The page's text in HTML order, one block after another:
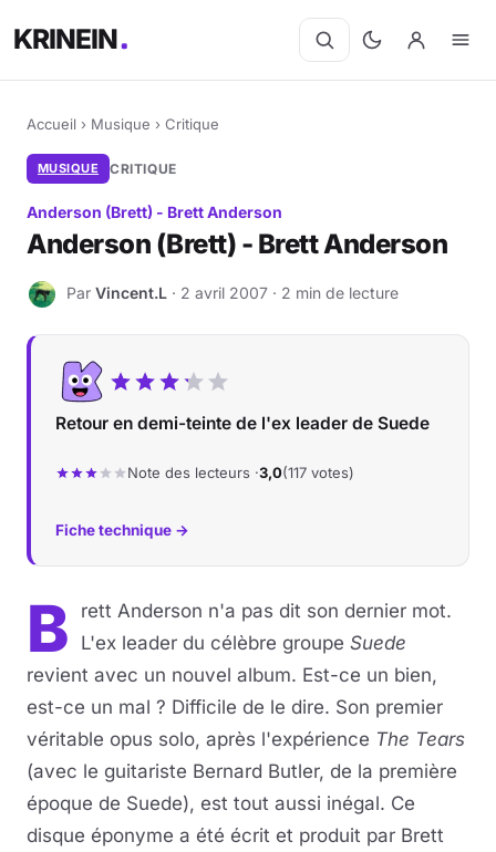
KRINEIN
Accueil › Musique › Critique
MUSIQUE CRITIQUE
Anderson (Brett) - Brett Anderson
Anderson (Brett) - Brett Anderson
V Par Vincent.L · 2 avril 2007 · 2 min de lecture
Retour en demi-teinte de l'ex leader de Suede
Note des lecteurs ·3,0(117 votes)
Fiche technique →
B
rett Anderson n'a pas dit son dernier mot.
L'ex leader du célèbre groupe Suede
revient avec un nouvel album. Est-ce un bien,
est-ce un mal ? Difficile de le dire. Son premier
véritable opus solo, après l'expérience The Tears
(avec le guitariste Bernard Butler, de la première
époque de Suede), est tout aussi inégal. Ce
disque éponyme a été écrit et produit par Brett